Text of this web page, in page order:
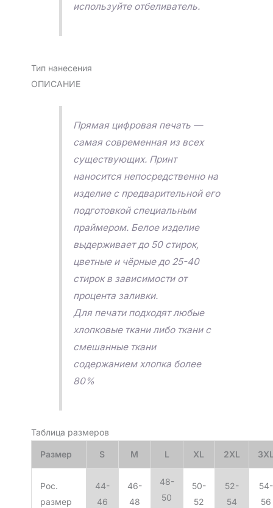
используйте отбеливатель.
Тип нанесения
ОПИСАНИЕ
Прямая цифровая печать —
самая современная из всех
существующих. Принт
наносится непосредственно на
изделие с предварительной его
подготовкой специальным
праймером. Белое изделие
выдерживает до 50 стирок,
цветные и чёрные до 25-40
стирок в зависимости от
процента заливки.
Для печати подходят любые
хлопковые ткани либо ткани с
смешанные ткани
содержанием хлопка более
80%
Таблица размеров
Размер S M L XL 2XL
Рос.
размер
44-
46
46-
48
48-
50
50-
52
52-
54
54-
56